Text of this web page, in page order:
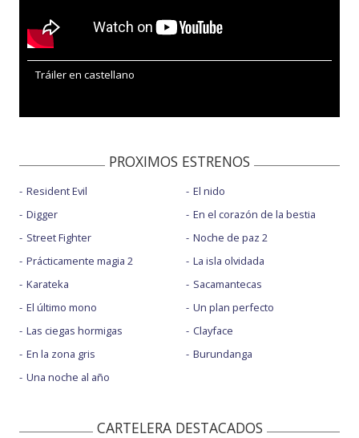
Tráiler en castellano
PROXIMOS ESTRENOS
Resident Evil
Digger
Street Fighter
Prácticamente magia 2
Karateka
El último mono
Las ciegas hormigas
En la zona gris
Una noche al año
El nido
En el corazón de la bestia
Noche de paz 2
La isla olvidada
Sacamantecas
Un plan perfecto
Clayface
Burundanga
CARTELERA DESTACADOS